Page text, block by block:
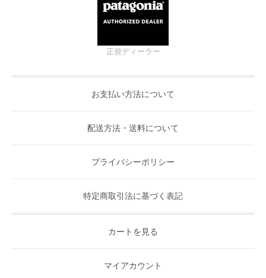
正規ディーラー
お支払い方法について
配送方法・送料について
プライバシーポリシー
特定商取引法に基づく表記
カートを見る
マイアカウント